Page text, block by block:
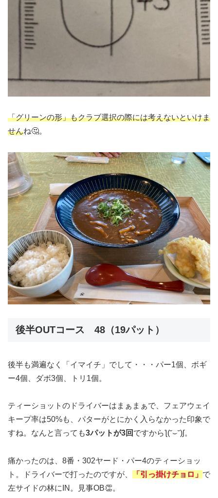
「グリーンの形」もクラブ選択の際には考えないといけま
せんね🤔。
後半OUTコース 48（19パット）
後半も満遍なく「イマイチ」でして・・・パー1個、ボギ
ー4個、ダボ3個、トリ1個。
ティーショットのドライバーはまぁまぁで、フェアウェイ
キープ率は50%も、パターがとにかく入らなかった印象で
すね。なんと言っても3パットが3回 ですからƪ(˘⌣˘)ʃ。
痛かったのは、8番・302ヤード・パー4のティーショッ
ト。ドライバーで打ったのですが、
「引っ掛けチョロ」 で
左サイドの林にIN。見事OB👏。